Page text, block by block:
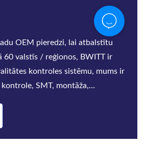
OEM pieredzi, lai atbalstītu
60 valstīs / reģionos, BWITT ir
kontroles sistēmu, mums ir
SMT, montāža,